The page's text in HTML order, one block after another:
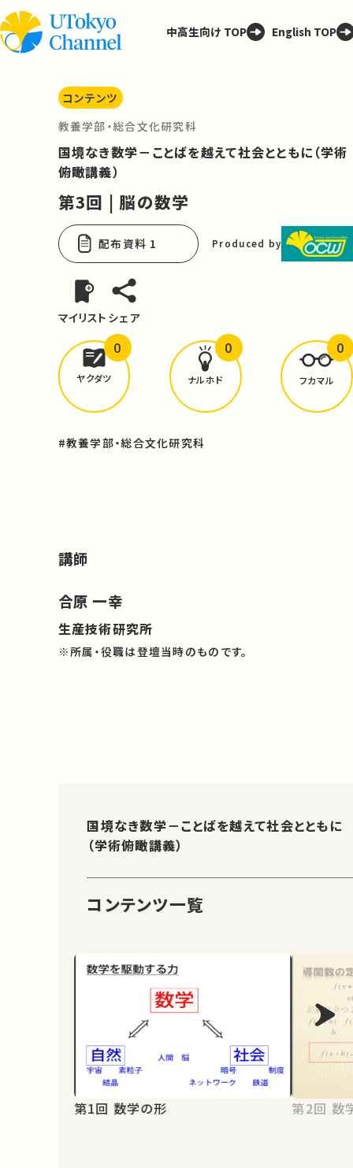
中高生向け TOP English TOP
コンテンツ
教養学部・総合文化研究科
国境なき数学－ことばを越えて社会とともに（学術
俯瞰講義）
第3回 | 脳の数学
配布資料 1 Produced by
マイリスト シェア
どんな学びがありましたか？
ヤクダツ
0
ナルホド
0
フカマル
0
#教養学部・総合文化研究科
講師
合原 一幸
生産技術研究所
※所属・役職は登壇当時のものです。
国境なき数学－ことばを越えて社会とともに
（学術俯瞰講義）
コンテンツ一覧
第1回 数学の形 第2